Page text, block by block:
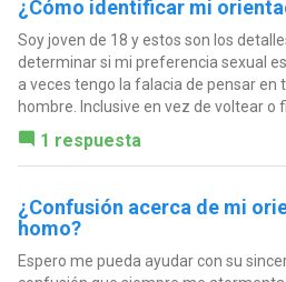
¿Cómo identificar mi
Soy joven de 18 y estos son los
determinar si mi preferencia sexual
a veces tengo la falacia de pensar en
hombre. Inclusive en vez de voltear o
1 respuesta
¿Confusión acerca de mi
homo?
Espero me pueda ayudar con su